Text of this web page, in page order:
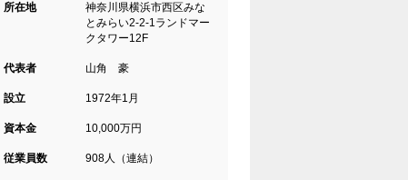
所在地
神奈川県横浜市西区みな
とみらい2-2-1ランドマー
クタワー12F
代表者 山角 豪
設立 1972年1月
資本金 10,000万円
従業員数 908人（連結）